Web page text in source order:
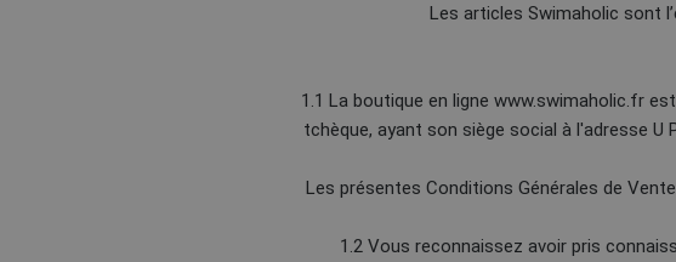
Les articles Swimaholic sont
1.1 La boutique en ligne www.swimaholic.fr
tchèque, ayant son siège social à l'adresse U
Les présentes Conditions Générales de
1.2 Vous reconnaissez avoir pris